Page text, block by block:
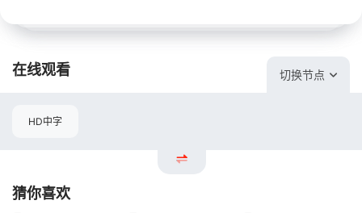
在线观看 切换节点
HD中字
猜你喜欢